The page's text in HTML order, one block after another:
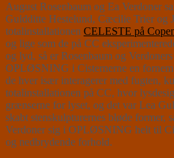
August Rosenbaum og Ea Verdoner
Guldditte Hestelund, Cæcilie Trier og
totalinstallationen CELESTE på
og lige som de på CC
og lyd, så er Rosenbaum og
OPLØSNING i Cisternerne en
de hver især interagerer med fugten,
totalinstallationen på CC, hvor
grænserne for lyset, og det var Lea
skabt stenskulpturernes bløde former,
Verdoner sig i OPLØSNING helt til
og nedbrydende forhold.